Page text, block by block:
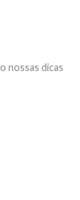
nossas dicas